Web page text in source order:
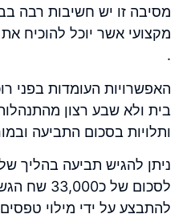
מסיבה זו יש חשיבות רבה
מקצועי אשר יוכל להוכיח את
האפשרויות העומדות בפנירוכש
בית ולא שבע רצון מהתנהלות
ותלויות בסכום התביעה
ניתן להגיש תביעה בהליך של
לסכום של כ33,000
להתבצע על ידי מילוי טפסים